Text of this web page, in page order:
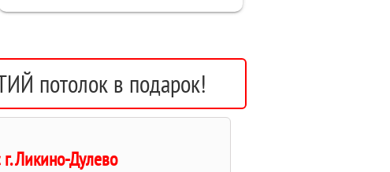
потолок в подарок!
Ликино-Дулево